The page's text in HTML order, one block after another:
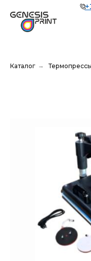
Каталог → Термопрессы